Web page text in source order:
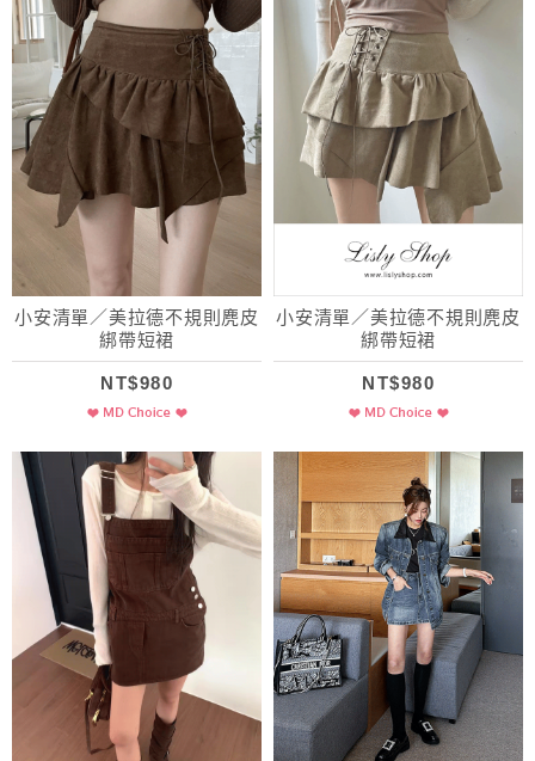
小安清單／美拉德不規則麂皮
綁帶短裙
NT$980
小安清單／美拉德不規則麂皮
綁帶短裙
NT$980